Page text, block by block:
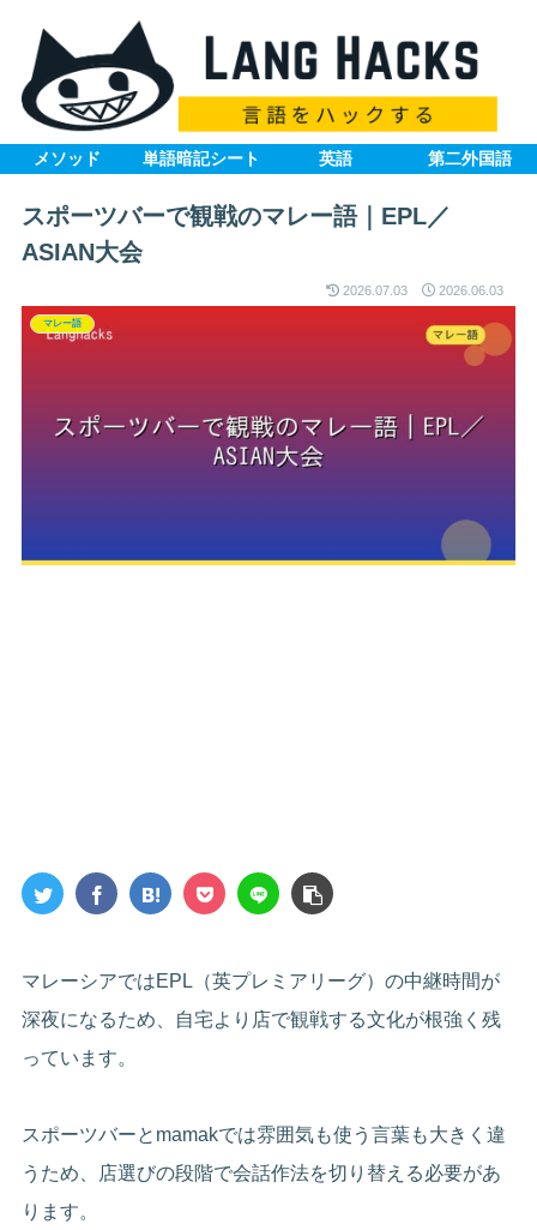
メソッド 単語暗記シート 英語 第二外国語
スポーツバーで観戦のマレー語｜EPL／
ASIAN大会
2026.07.03 2026.06.03
マレー語
マレーシアではEPL（英プレミアリーグ）の中継時間が
深夜になるため、自宅より店で観戦する文化が根強く残
っています。
スポーツバーとmamakでは雰囲気も使う言葉も大きく違
うため、店選びの段階で会話作法を切り替える必要があ
ります。